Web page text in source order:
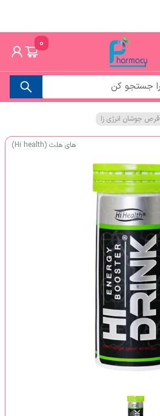
0
قرص جوشان انرژی زا
های هلث (Hi health)